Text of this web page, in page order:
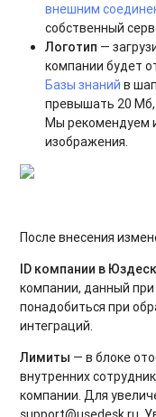
внешним
собственный
Логотип —
компании будет
Базы знаний в
превышать 20 Мб,
Мы рекомендуем
изображения.
После внесения
ID компании в
компании, данный
понадобиться при
интеграций.
Лимиты — в блоке
внутренних
компании. Для